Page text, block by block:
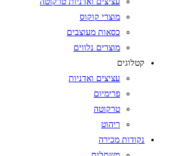
מוצרי קוקוס
כסאות מעוצבים
מוצרים נלווים
קטלוגים
עציצים ואדניות
פרימיום
טרקוטה
ריהוט
נקודות מכירה